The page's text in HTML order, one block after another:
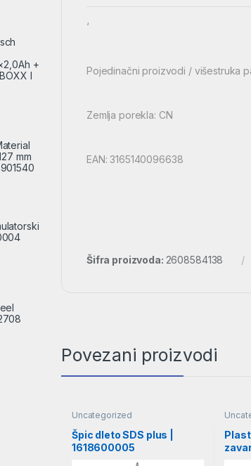
‘
Pojedinačni proizvodi / višestruka
Zemlja porekla: CN
EAN: 3165140096638
Šifra proizvoda: 2608584138
Povezani proizvodi
Uncategorized
Špic dleto SDS plus |
1618600005
+
l
mm